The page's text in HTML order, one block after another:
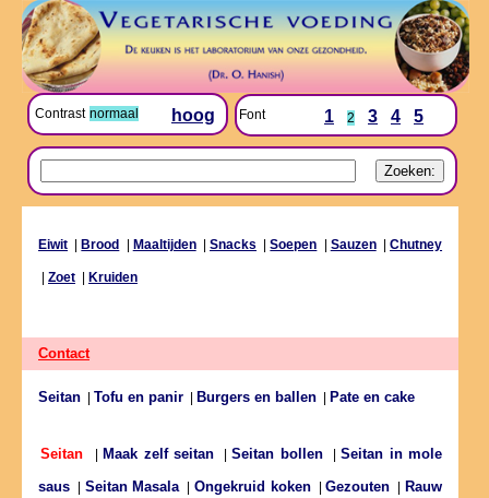
Contrast normaal hoog Font 1 2 3 4 5
Eiwit Brood Maaltijden|Snacks |Soepen Sauzen|Chutney
Zoet Kruiden
Contact
Seitan Tofu en panir Burgers en ballen Pate en cake
Seitan Maak zelf seitan |Seitan bollen|Seitan in mole
saus
Seitan Masala|Ongekruid koken|Gezouten
Rauw